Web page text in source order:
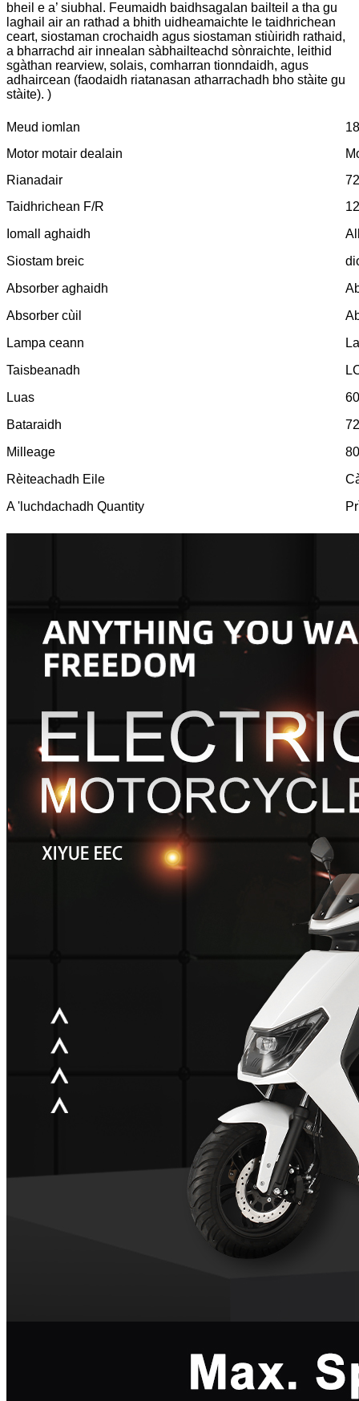
bheil e a’ siubhal. Feumaidh baidhsagalan bailteil a tha gu
laghail air an rathad a bhith uidheamaichte le taidhrichean
ceart, siostaman crochaidh agus siostaman stiùiridh rathaid,
a bharrachd air innealan sàbhailteachd sònraichte, leithid
sgàthan rearview, solais, comharran tionndaidh, agus
adhaircean (faodaidh riatanasan atharrachadh bho stàite gu
stàite). )
Meud iomlan
Motor motair dealain
Rianadair
Taidhrichean F/R
Iomall aghaidh
Siostam breic
Absorber aghaidh
Absorber cùil
Lampa ceann
Taisbeanadh
Luas
Bataraidh
Milleage
Rèiteachadh Eile
A 'luchdachadh Quantity